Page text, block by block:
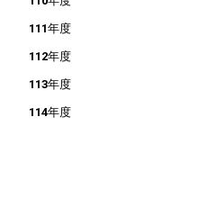
111年度
112年度
113年度
114年度